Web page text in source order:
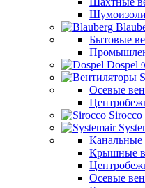
Бытовые
Dospel 9
Осевые
Sirocco
Канальные
Крышные
Осевые